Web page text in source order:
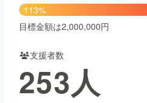
ー・ヘルスケア
113%
目標金額は2,000,000円
支援者数
253人